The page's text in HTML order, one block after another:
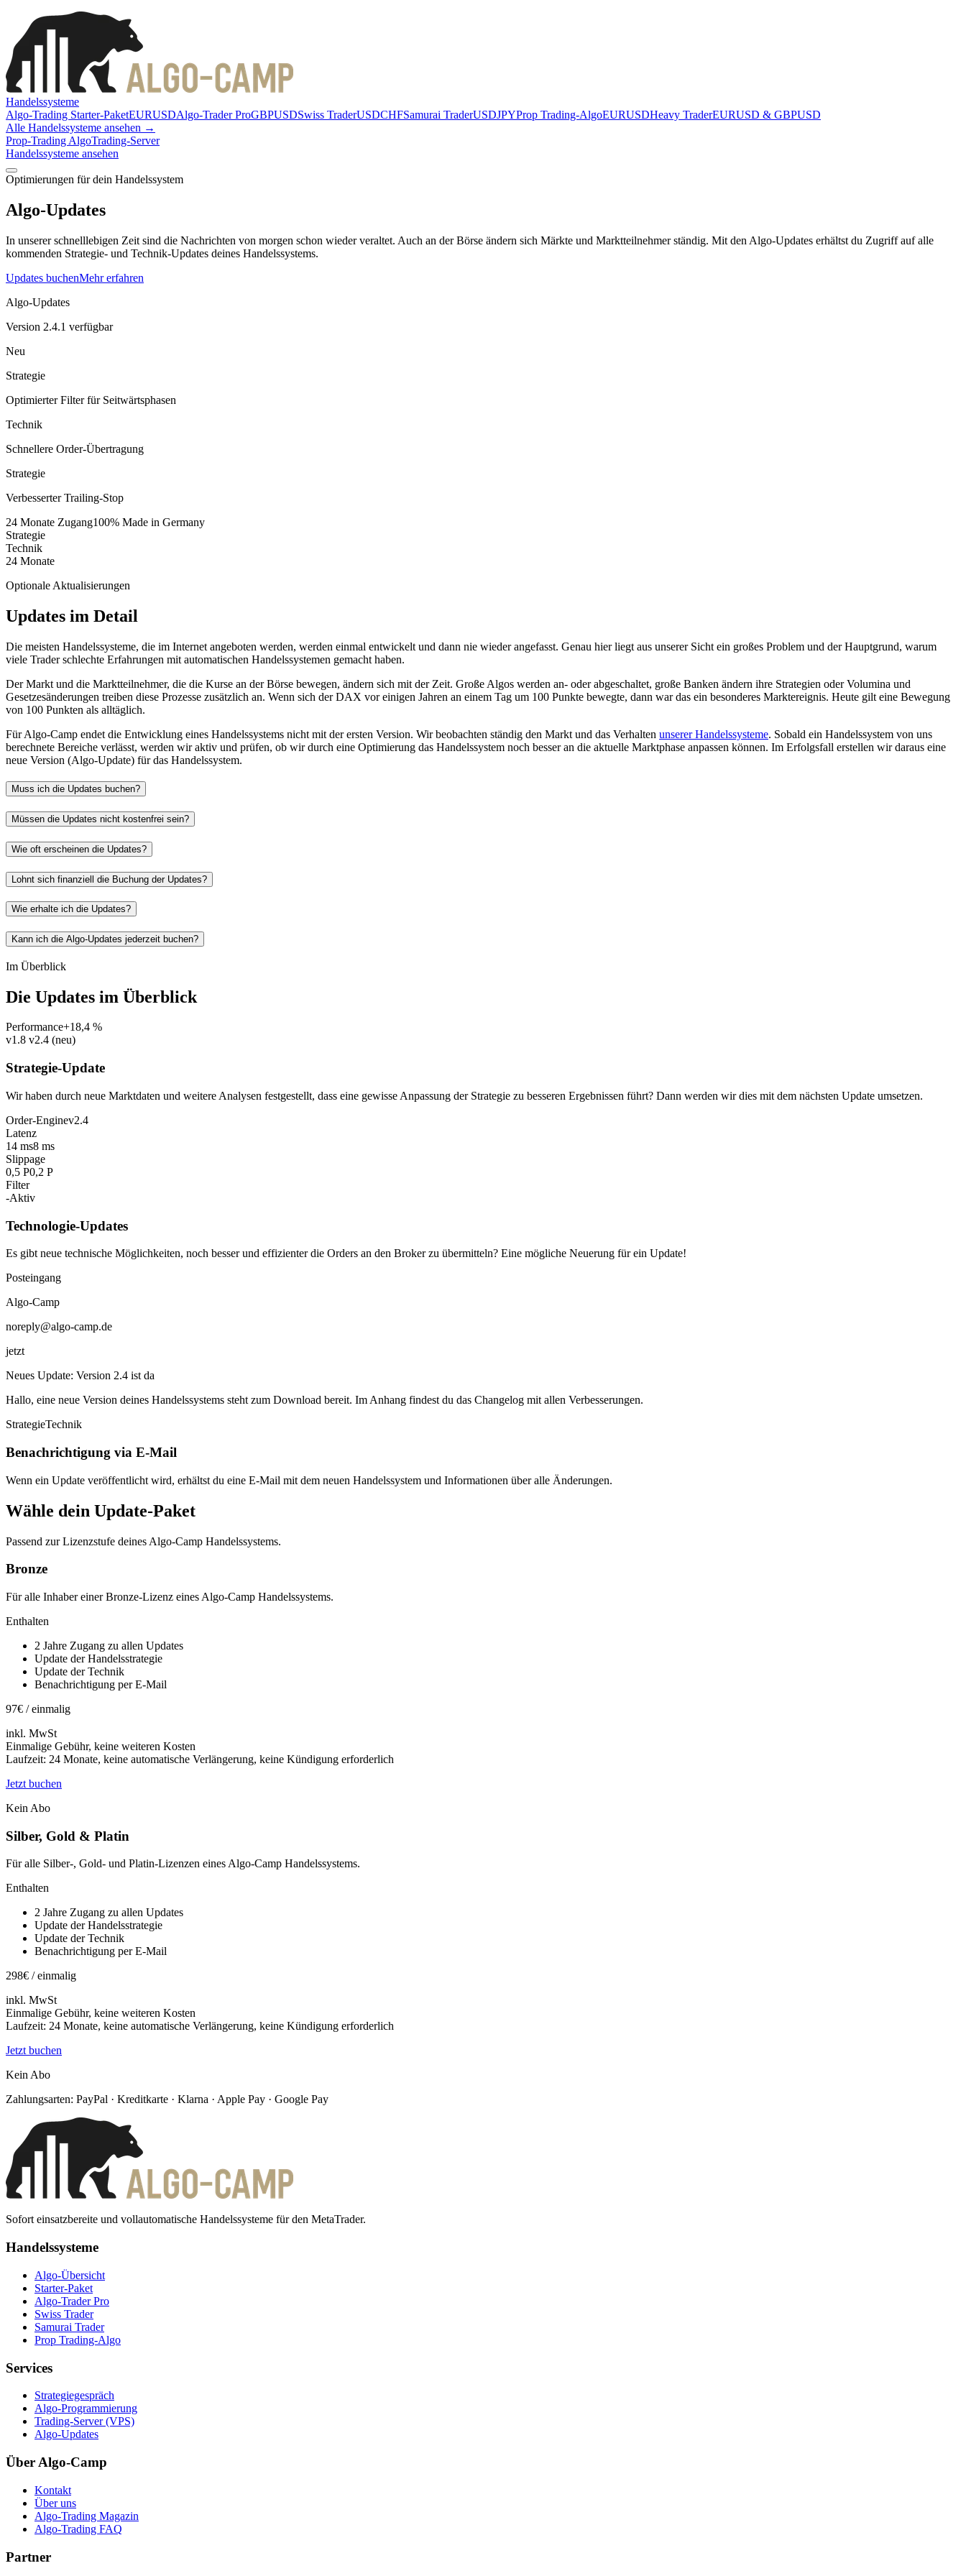
Handelssysteme
Algo-Trading Starter-PaketEURUSDAlgo-Trader ProGBPUSDSwiss TraderUSDCHFSamurai TraderUSDJPYProp Trading-AlgoEURUSDHeavy TraderEURUSD & GBPUSD
Alle Handelssysteme ansehen →
Prop-Trading AlgoTrading-Server
Handelssysteme ansehen
Optimierungen für dein Handelssystem
Algo-Updates
In unserer schnelllebigen Zeit sind die Nachrichten von morgen schon wieder veraltet. Auch an der Börse ändern sich Märkte und Marktteilnehmer ständig. Mit den Algo-Updates erhältst du Zugriff auf alle
kommenden Strategie- und Technik-Updates deines Handelssystems.
Updates buchenMehr erfahren
Algo-Updates
Version 2.4.1 verfügbar
Neu
Strategie
Optimierter Filter für Seitwärtsphasen
Technik
Schnellere Order-Übertragung
Strategie
Verbesserter Trailing-Stop
24 Monate Zugang100% Made in Germany
Strategie
Technik
24 Monate
Optionale Aktualisierungen
Updates im Detail
Die meisten Handelssysteme, die im Internet angeboten werden, werden einmal entwickelt und dann nie wieder angefasst. Genau hier liegt aus unserer Sicht ein großes Problem und der Hauptgrund, warum
viele Traderschlechte Erfahrungen mit automatischen Handelssystemen gemacht haben.
Der Markt und die Marktteilnehmer, die die Kurse an der Börse bewegen, ändern sich mit der Zeit. Große Algos werden an- oder abgeschaltet, große Banken ändern ihre Strategien oder Volumina und
Gesetzesänderungen treiben diese Prozesse zusätzlich an. Wenn sich der DAX vor einigen Jahren an einem Tag um 100 Punkte bewegte, dann war das ein besonderes Marktereignis. Heute gilt eine Bewegung
von 100 Punkten als alltäglich.
Für Algo-Camp endet die Entwicklung eines Handelssystems nicht mit der ersten Version. Wir beobachten ständig den Markt und das Verhalten unserer Handelssysteme. Sobald ein Handelssystem von uns
berechnete Bereiche verlässt, werden wir aktiv und prüfen, ob wir durch eine Optimierung das Handelssystem noch besser an die aktuelle Marktphase anpassen können. Im Erfolgsfall erstellen wir daraus eine
neue Version (Algo-Update) für das Handelssystem.
Muss ich die Updates buchen?
Müssen die Updates nicht kostenfrei sein?
Wie oft erscheinen die Updates?
Lohnt sich finanziell die Buchung der Updates?
Wie erhalte ich die Updates?
Kann ich die Algo-Updates jederzeit buchen?
Im Überblick
Die Updates im Überblick
Performance+18,4 %
v1.8 v2.4 (neu)
Strategie-Update
Wir haben durch neue Marktdaten und weitere Analysen festgestellt, dass eine gewisse Anpassung der Strategie zu besseren Ergebnissen führt? Dann werden wir dies mit dem nächsten Update umsetzen.
Order-Enginev2.4
Latenz
14 ms8 ms
Slippage
0,5 P0,2 P
Filter
-Aktiv
Technologie-Updates
Es gibt neue technische Möglichkeiten, noch besser und effizienter die Orders an den Broker zu übermitteln? Eine mögliche Neuerung für ein Update!
Posteingang
Algo-Camp
noreply@algo-camp.de
jetzt
Neues Update: Version 2.4 ist da
Hallo, eine neue Version deines Handelssystems steht zum Download bereit. Im Anhang findest du das Changelog mit allen Verbesserungen.
StrategieTechnik
Benachrichtigung via E-Mail
Wenn ein Update veröffentlicht wird, erhältst du eine E-Mail mit dem neuen Handelssystem und Informationen über alle Änderungen.
Wähle dein Update-Paket
Passend zur Lizenzstufe deines Algo-Camp Handelssystems.
Bronze
Für alle Inhaber einer Bronze-Lizenz eines Algo-Camp Handelssystems.
Enthalten
2 Jahre Zugang zu allen Updates
Update der Handelsstrategie
Update der Technik
Benachrichtigung per E-Mail
97€ / einmalig
inkl. MwSt
Einmalige Gebühr, keine weiteren Kosten
Laufzeit: 24 Monate, keine automatische Verlängerung, keine Kündigung erforderlich
Jetzt buchen
Kein Abo
Silber, Gold & Platin
Für alle Silber-, Gold- und Platin-Lizenzen eines Algo-Camp Handelssystems.
Enthalten
2 Jahre Zugang zu allen Updates
Update der Handelsstrategie
Update der Technik
Benachrichtigung per E-Mail
298€ / einmalig
inkl. MwSt
Einmalige Gebühr, keine weiteren Kosten
Laufzeit: 24 Monate, keine automatische Verlängerung, keine Kündigung erforderlich
Jetzt buchen
Kein Abo
Zahlungsarten: PayPal · Kreditkarte · Klarna · Apple Pay · Google Pay
Sofort einsatzbereite und vollautomatische Handelssysteme für den MetaTrader.
Handelssysteme
Algo-Übersicht
Starter-Paket
Algo-Trader Pro
Swiss Trader
Samurai Trader
Prop Trading-Algo
Services
Strategiegespräch
Algo-Programmierung
Trading-Server (VPS)
Algo-Updates
Über Algo-Camp
Kontakt
Über uns
Algo-Trading Magazin
Algo-Trading FAQ
Partner